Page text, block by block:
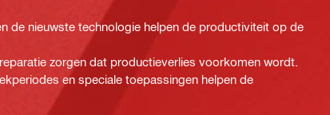
de nieuwste technologie helpen de productiviteit op de
zorgen dat productieverlies voorkomen wordt.
en speciale toepassingen helpen de